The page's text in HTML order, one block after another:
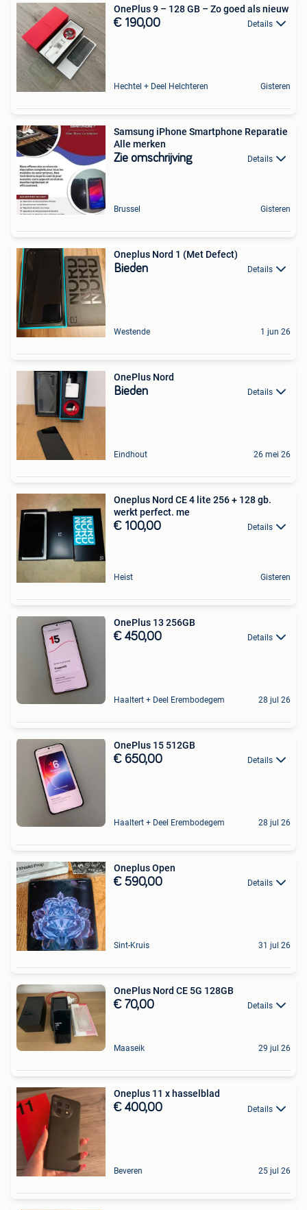
OnePlus 9 – 128 GB – Zo goed als nieuw
€ 190,00 Details
Hechtel + Deel Helchteren Gisteren
Samsung iPhone Smartphone Reparatie
Alle merken
Zie omschrijving Details
Brussel Gisteren
Oneplus Nord 1 (Met Defect)
Bieden Details
Westende 1 jun 26
OnePlus Nord
Bieden Details
Eindhout 26 mei 26
Oneplus Nord CE 4 lite 256 + 128 gb.
werkt perfect. me
€ 100,00 Details
Heist Gisteren
OnePlus 13 256GB
€ 450,00 Details
Haaltert + Deel Erembodegem 28 jul 26
OnePlus 15 512GB
€ 650,00 Details
Haaltert + Deel Erembodegem 28 jul 26
Oneplus Open
€ 590,00 Details
Sint-Kruis 31 jul 26
OnePlus Nord CE 5G 128GB
€ 70,00 Details
Maaseik 29 jul 26
Oneplus 11 x hasselblad
€ 400,00 Details
Beveren 25 jul 26